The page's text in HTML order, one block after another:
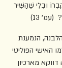
וּבְלִי שֶׁהַשִּׁיר
13)
הנמענת
האישי הפוליטי
מארכיון